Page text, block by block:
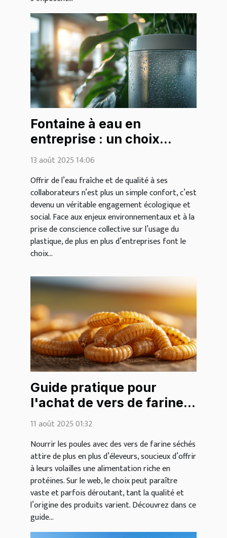
Fontaine à eau en
entreprise : un choix
écologique et bénéfique
13 août 2025 14:06
Offrir de l’eau fraîche et de qualité à ses
collaborateurs n’est plus un simple confort, c’est
devenu un véritable engagement écologique et
social. Face aux enjeux environnementaux et à la
prise de conscience collective sur l’usage du
plastique, de plus en plus d’entreprises font le
choix...
Guide pratique pour
l'achat de vers de farine
séchés pour les poules
11 août 2025 01:32
Nourrir les poules avec des vers de farine séchés
attire de plus en plus d’éleveurs, soucieux d’offrir
à leurs volailles une alimentation riche en
protéines. Sur le web, le choix peut paraître
vaste et parfois déroutant, tant la qualité et
l’origine des produits varient. Découvrez dans ce
guide...